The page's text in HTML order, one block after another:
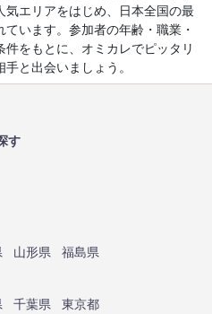
エリアをはじめ、日本全国の最
います。参加者の年齢・職業・
をもとに、オミカレでピッタリ
と出会いましょう。
す
山形県
福島県
千葉県
東京都